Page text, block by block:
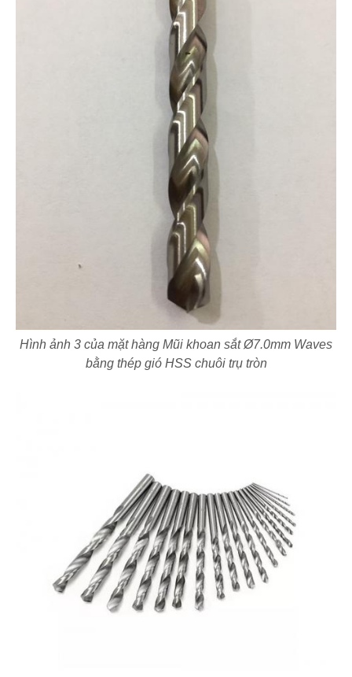
Hình ảnh 3 của mặt hàng Mũi khoan sắt Ø7.0mm Waves
bằng thép gió HSS chuôi trụ tròn